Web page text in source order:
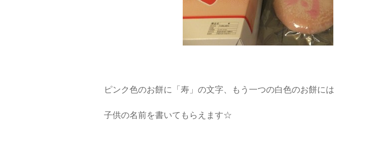
ピンク色のお餅に「寿」の文字、もう一つの白色のお餅には
子供の名前を書いてもらえます☆